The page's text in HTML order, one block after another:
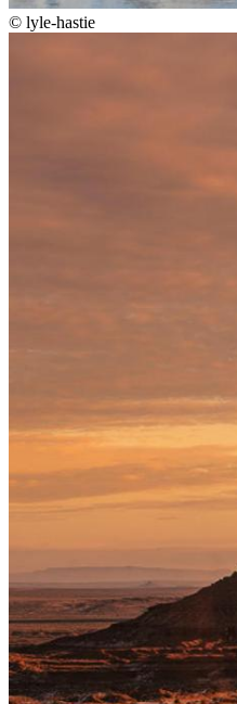
© lyle-hastie